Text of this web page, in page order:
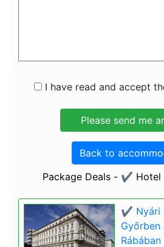
I have read and accept
Back to
Package Deals - ✔️ Hotel
✔️ Nyári
Győrben